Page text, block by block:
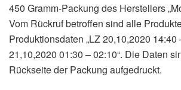
450 Gramm-Packung des Herstellers
Vom Rückruf betroffen sind alle
Produktionsdaten „LZ 20,10,2020 14:40
21,10,2020 01:30 – 02:10“. Die Daten
Rückseite der Packung aufgedruckt.